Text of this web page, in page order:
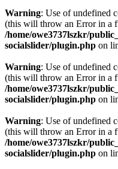
Warning: Use of undefined
(this will throw an Error in a
/home/owe3737lszkr/
socialslider/plugin.php on
Warning: Use of undefined
(this will throw an Error in a
/home/owe3737lszkr/
socialslider/plugin.php on
Warning: Use of undefined
(this will throw an Error in a
/home/owe3737lszkr/
socialslider/plugin.php on